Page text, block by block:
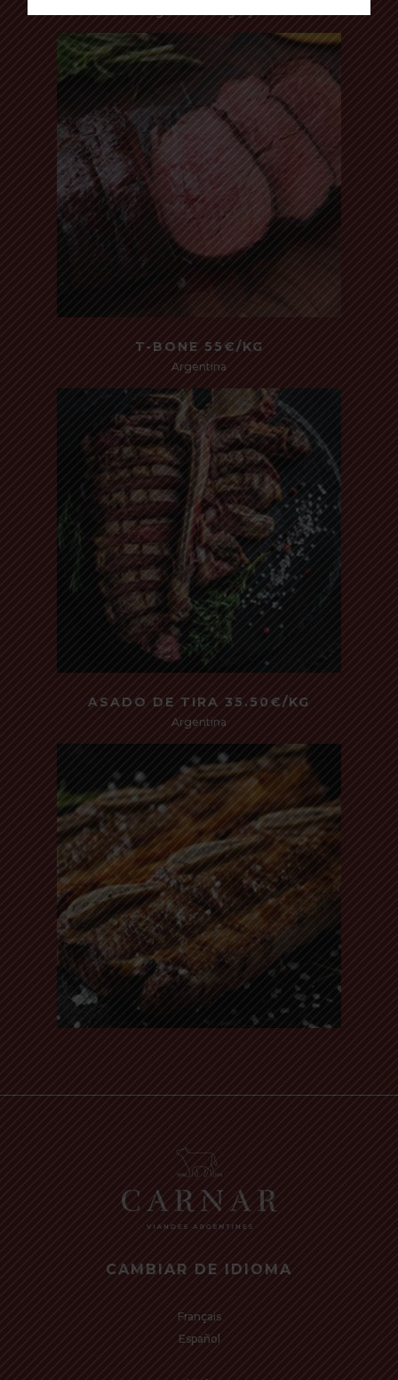
T-BONE 55€/KG
Argentina
ASADO DE TIRA 35.50€/KG
Argentina
CAMBIAR DE IDIOMA
Français
Español